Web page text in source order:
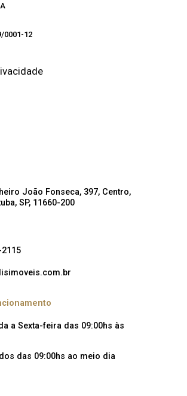
0001-12
João Fonseca, 397, Centro,
SP, 11660-200
a Sexta-feira das 09:00hs às
das 09:00hs ao meio dia